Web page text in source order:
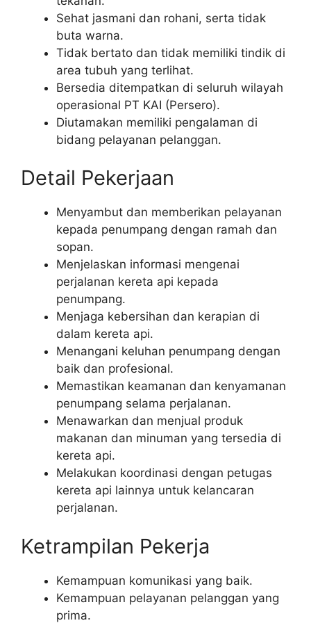
Sehat jasmani dan rohani, serta tidak
buta warna.
Tidak bertato dan tidak memiliki tindik di
area tubuh yang terlihat.
Bersedia ditempatkan di seluruh wilayah
operasional PT KAI (Persero).
Diutamakan memiliki pengalaman di
bidang pelayanan pelanggan.
Detail Pekerjaan
Menyambut dan memberikan pelayanan
kepada penumpang dengan ramah dan
sopan.
Menjelaskan informasi mengenai
perjalanan kereta api kepada
penumpang.
Menjaga kebersihan dan kerapian di
dalam kereta api.
Menangani keluhan penumpang dengan
baik dan profesional.
Memastikan keamanan dan kenyamanan
penumpang selama perjalanan.
Menawarkan dan menjual produk
makanan dan minuman yang tersedia di
kereta api.
Melakukan koordinasi dengan petugas
kereta api lainnya untuk kelancaran
perjalanan.
Ketrampilan Pekerja
Kemampuan komunikasi yang baik.
Kemampuan pelayanan pelanggan yang
prima.